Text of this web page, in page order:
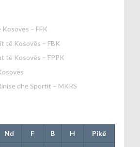
– FFK
të Kosovës – FBK
të Kosovës – FPPK
dhe Sportit – MKRS
Nd F B H Pikë